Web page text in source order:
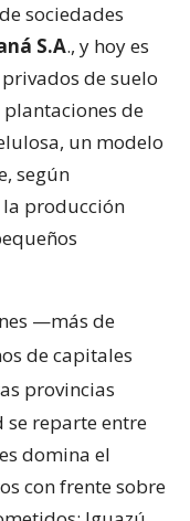
sociedades
S.A., y hoy es
de suelo
de
un modelo
según
la producción
—más de
de capitales
provincias
reparte entre
domina el
con frente sobre